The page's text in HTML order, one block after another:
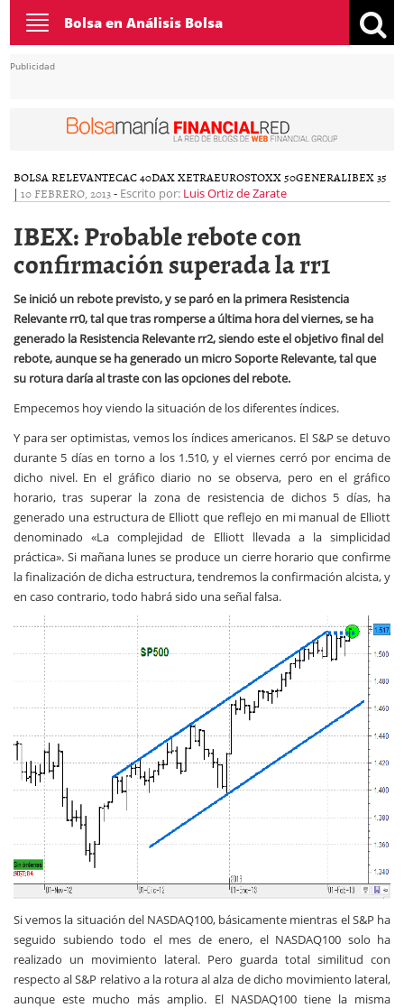
Toggle
navigation
Bolsa en Análisis Bolsa
Publicidad
BOLSA RELEVANTECAC 40DAX XETRAEUROSTOXX 50GENERALIBEX 35
| 10 FEBRERO, 2013- Escrito por: Luis Ortiz de Zarate
IBEX: Probable rebote con
confirmación superada la rr1
Se inició un rebote previsto, y se paró en la primera Resistencia
Relevante rr0, tal que tras romperse a última hora del viernes, se ha
generado la Resistencia Relevante rr2, siendo este el objetivo final del
rebote, aunque se ha generado un micro Soporte Relevante, tal que
su rotura daría al traste con las opciones del rebote.
Empecemos hoy viendo la situación de los diferentes índices.
Y para ser optimistas, vemos los índices americanos. El S&P se detuvo
durante 5 días en torno a los 1.510, y el viernes cerró por encima de
dicho nivel. En el gráfico diario no se observa, pero en el gráfico
horario, tras superar la zona de resistencia de dichos 5 días, ha
generado una estructura de Elliott que reflejo en mi manual de Elliott
denominado «La complejidad de Elliott llevada a la simplicidad
práctica». Si mañana lunes se produce un cierre horario que confirme
la finalización de dicha estructura, tendremos la confirmación alcista, y
en caso contrario, todo habrá sido una señal falsa.
Si vemos la situación del NASDAQ100, básicamente mientras el S&P ha
seguido subiendo todo el mes de enero, el NASDAQ100 solo ha
realizado un movimiento lateral. Pero guarda total similitud con
respecto al S&P relativo a la rotura al alza de dicho movimiento lateral,
aunque este mucho más amplio. El NASDAQ100 tiene la misma